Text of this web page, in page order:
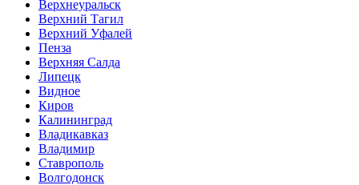
Верхнеуральск
Верхний Тагил
Верхний Уфалей
Пенза
Верхняя Салда
Липецк
Видное
Киров
Калининград
Владикавказ
Владимир
Ставрополь
Волгодонск